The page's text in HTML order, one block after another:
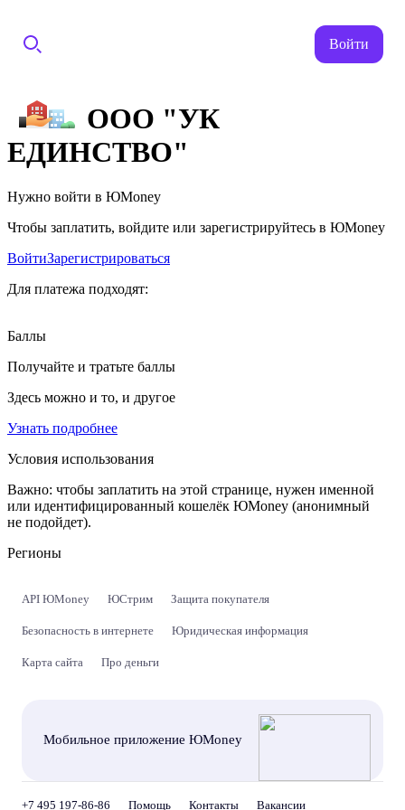
Войти
ООО "УК
ЕДИНСТВО"
Нужно войти в ЮMoney
Чтобы заплатить, войдите или зарегистрируйтесь в ЮMoney
ВойтиЗарегистрироваться
Для платежа подходят:
Баллы
Получайте и тратьте баллы
Здесь можно и то, и другое
Узнать подробнее
Условия использования
Важно: чтобы заплатить на этой странице, нужен именной
или идентифицированный кошелёк ЮMoney (анонимный
не подойдет).
Регионы
API ЮMoney ЮСтрим Защита покупателя
Безопасность в интернете Юридическая информация
Карта сайта Про деньги
Мобильное приложение ЮMoney
+7 495 197-86-86 Помощь Контакты Вакансии